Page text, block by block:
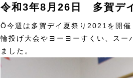
令和3年8月26日 多賀デ
Ö今週は多賀デイ夏祭り2021を開
輪投げ大会やヨーヨーすくい、スー
ました。